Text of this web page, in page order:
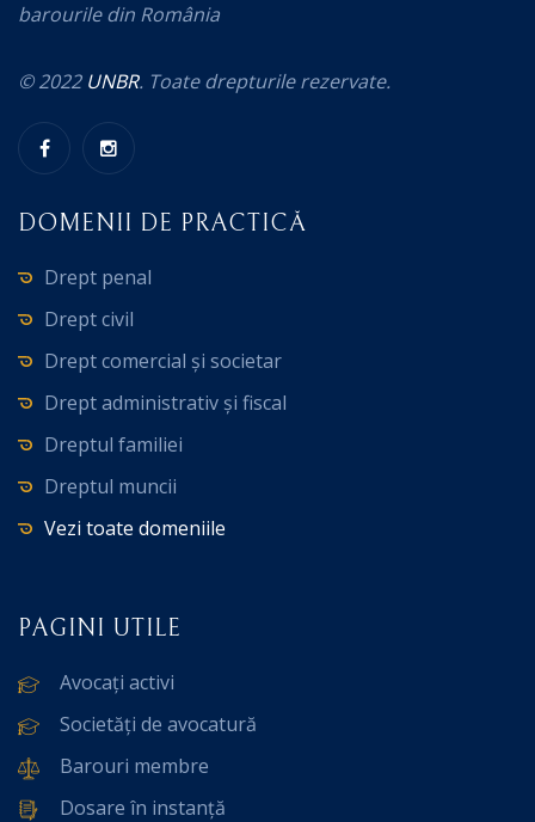
barourile din România
© 2022 UNBR. Toate drepturile rezervate.
DOMENII DE PRACTICĂ
Drept penal
Drept civil
Drept comercial și societar
Drept administrativ și fiscal
Dreptul familiei
Dreptul muncii
Vezi toate domeniile
PAGINI UTILE
Avocați activi
Societăți de avocatură
Barouri membre
Dosare în instanță